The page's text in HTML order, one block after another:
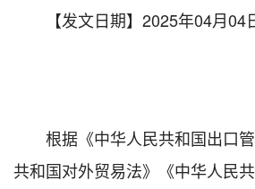
【发文日期】2025年04月04
根据《中华人民共和国出口
共和国对外贸易法》《中华人民